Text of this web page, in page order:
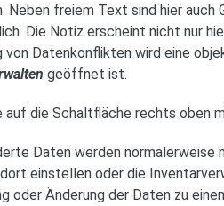
Neben freiem Text sind hier auch
Die Notiz erscheint nicht nur
von Datenkonflikten wird eine
geöffnet ist.
auf die Schaltfläche rechts oben
Daten werden
einstellen oder die
oder Änderung der Daten zu